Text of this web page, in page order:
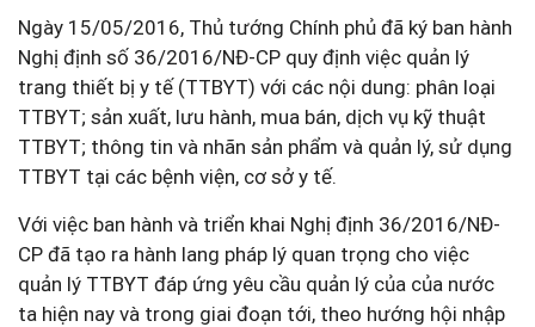
Ngày 15/05/2016, Thủ tướng Chính phủ đã ký ban hành
Nghị định số 36/2016/NĐ-CP quy định việc quản lý
trang thiết bị y tế (TTBYT) với các nội dung: phân loại
TTBYT; sản xuất, lưu hành, mua bán, dịch vụ kỹ thuật
TTBYT; thông tin và nhãn sản phẩm và quản lý, sử dụng
TTBYT tại các bệnh viện, cơ sở y tế.
Với việc ban hành và triển khai Nghị định 36/2016/NĐ-
CP đã tạo ra hành lang pháp lý quan trọng cho việc
quản lý TTBYT đáp ứng yêu cầu quản lý của của nước
ta hiện nay và trong giai đoạn tới, theo hướng hội nhập